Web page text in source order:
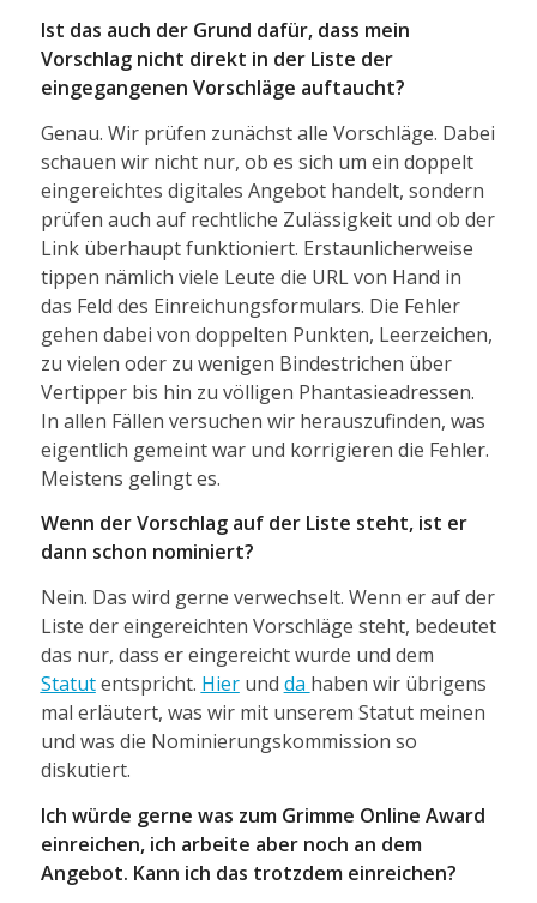
Ist das auch der Grund dafür, dass mein
Vorschlag nicht direkt in der Liste der
eingegangenen Vorschläge auftaucht?
Genau. Wir prüfen zunächst alle Vorschläge. Dabei
schauen wir nicht nur, ob es sich um ein doppelt
eingereichtes digitales Angebot handelt, sondern
prüfen auch auf rechtliche Zulässigkeit und ob der
Link überhaupt funktioniert. Erstaunlicherweise
tippen nämlich viele Leute die URL von Hand in
das Feld des Einreichungsformulars. Die Fehler
gehen dabei von doppelten Punkten, Leerzeichen,
zu vielen oder zu wenigen Bindestrichen über
Vertipper bis hin zu völligen Phantasieadressen.
In allen Fällen versuchen wir herauszufinden, was
eigentlich gemeint war und korrigieren die Fehler.
Meistens gelingt es.
Wenn der Vorschlag auf der Liste steht, ist er
dann schon nominiert?
Nein. Das wird gerne verwechselt. Wenn er auf der
Liste der eingereichten Vorschläge steht, bedeutet
das nur, dass er eingereicht wurde und dem
Statutentspricht. Hierund da haben wir übrigens
mal erläutert, was wir mit unserem Statut meinen
und was die Nominierungskommission so
diskutiert.
Ich würde gerne was zum Grimme Online Award
einreichen, ich arbeite aber noch an dem
Angebot. Kann ich das trotzdem einreichen?